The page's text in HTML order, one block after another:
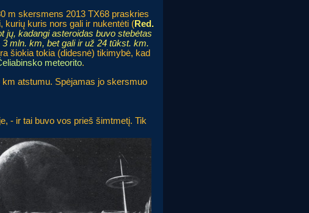
m skersmens 2013 TX68 praskries
kurių kuris nors gali ir nukentėti (Red.
jų, kadangi asteroidas buvo stebėtas
mln. km, bet gali ir už 24 tūkst. km.
šiokia tokia (didesnė) tikimybė, kad
meteorito.
atstumu. Spėjamas jo skersmuo
- ir tai buvo vos prieš šimtmetį. Tik